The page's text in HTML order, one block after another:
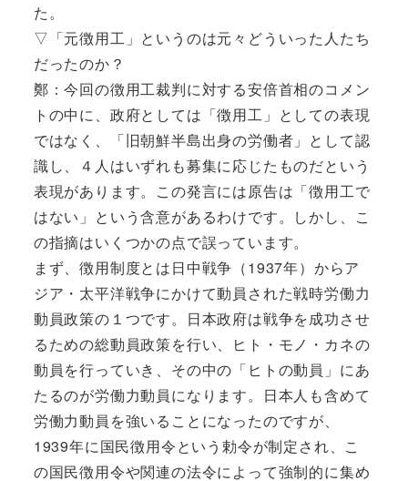
た。
▽「元徴用工」というのは元々どういった人たち
だったのか？
鄭：今回の徴用工裁判に対する安倍首相のコメン
トの中に、政府としては「徴用工」としての表現
ではなく、「旧朝鮮半島出身の労働者」として認
識し、４人はいずれも募集に応じたものだという
表現があります。この発言には原告は「徴用工で
はない」という含意があるわけです。しかし、こ
の指摘はいくつかの点で誤っています。
まず、徴用制度とは日中戦争（1937年）からア
ジア・太平洋戦争にかけて動員された戦時労働力
動員政策の１つです。日本政府は戦争を成功させ
るための総動員政策を行い、ヒト・モノ・カネの
動員を行っていき、その中の「ヒトの動員」にあ
たるのが労働力動員になります。日本人も含めて
労働力動員を強いることになったのですが、
1939年に国民徴用令という勅令が制定され、こ
の国民徴用令や関連の法令によって強制的に集め